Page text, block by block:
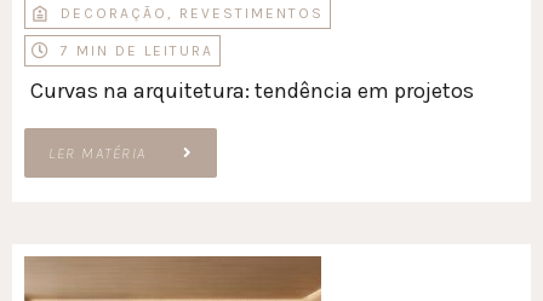
DECORAÇÃO , REVESTIMENTOS
7 MIN DE LEITURA
Curvas na arquitetura: tendência em projetos
LER MATÉRIA